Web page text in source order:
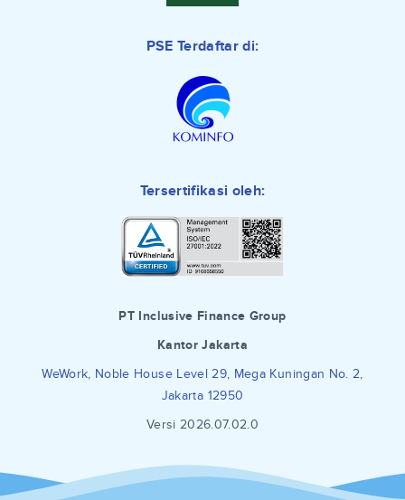
PSE Terdaftar di:
Tersertifikasi oleh:
PT Inclusive Finance Group
Kantor Jakarta
WeWork, Noble House Level 29, Mega Kuningan No. 2,
Jakarta 12950
Versi 2026.07.02.0